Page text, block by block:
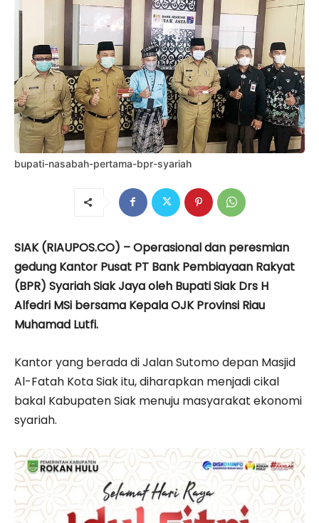
bupati-nasabah-pertama-bpr-syariah
SIAK (RIAUPOS.CO) – Operasional dan peresmian
gedung Kantor Pusat PT Bank Pembiayaan Rakyat
(BPR) Syariah Siak Jaya oleh Bupati Siak Drs H
Alfedri MSi bersama Kepala OJK Provinsi Riau
Muhamad Lutfi.
Kantor yang berada di Jalan Sutomo depan Masjid
Al-Fatah Kota Siak itu, diharapkan menjadi cikal
bakal Kabupaten Siak menuju masyarakat ekonomi
syariah.